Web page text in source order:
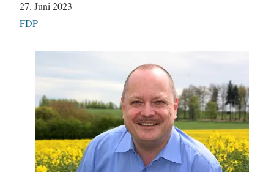
Datum
27. Juni 2023
In Bezug auf
FDP